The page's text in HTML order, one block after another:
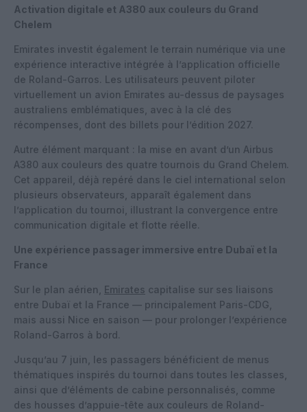
Activation digitale et A380 aux couleurs du Grand
Chelem
Emirates investit également le terrain numérique via une
expérience interactive intégrée à l’application officielle
de Roland-Garros. Les utilisateurs peuvent piloter
virtuellement un avion Emirates au-dessus de paysages
australiens emblématiques, avec à la clé des
récompenses, dont des billets pour l’édition 2027.
Autre élément marquant : la mise en avant d’un Airbus
A380 aux couleurs des quatre tournois du Grand Chelem.
Cet appareil, déjà repéré dans le ciel international selon
plusieurs observateurs, apparaît également dans
l’application du tournoi, illustrant la convergence entre
communication digitale et flotte réelle.
Une expérience passager immersive entre Dubaï et la
France
Sur le plan aérien, Emirates capitalise sur ses liaisons
entre Dubaï et la France — principalement Paris-CDG,
mais aussi Nice en saison — pour prolonger l’expérience
Roland-Garros à bord.
Jusqu’au 7 juin, les passagers bénéficient de menus
thématiques inspirés du tournoi dans toutes les classes,
ainsi que d’éléments de cabine personnalisés, comme
des housses d’appuie-tête aux couleurs de Roland-